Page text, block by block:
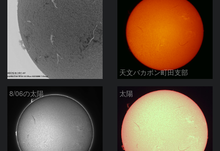
ta-o 天文バカボン町田支部
8/06の太陽 太陽